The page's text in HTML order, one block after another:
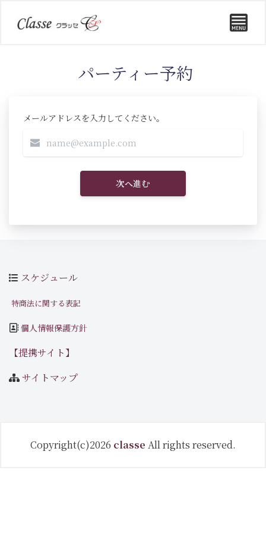
パーティー予約
メールアドレスを入力してください。
次へ進む
スケジュール
特商法に関する表記
個人情報保護方針
【提携サイト】
サイトマップ
Copyright(c)2026 classe All rights reserved.